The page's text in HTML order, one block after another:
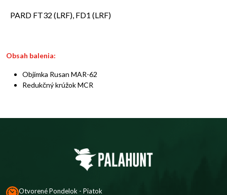
PARD FT32 (LRF), FD1 (LRF)
Obsah balenia:
Objímka Rusan MAR-62
Redukčný krúžok MCR
Otvorené Pondelok - Piatok